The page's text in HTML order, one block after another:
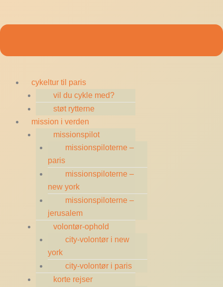
cykeltur til paris
vil du cykle med?
støt rytterne
mission i verden
missionspilot
missionspiloterne –
paris
missionspiloterne –
new york
missionspiloterne –
jerusalem
volontør-ophold
city-volontør i new
york
city-volontør i paris
korte rejser